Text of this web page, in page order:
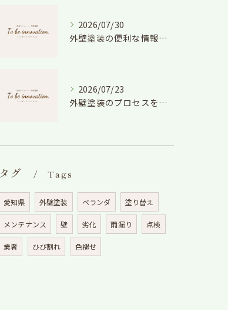
2026/07/30
外壁塗装の便利な情報と失敗しない色や費用判断のコツを徹底解説
2026/07/23
外壁塗装のプロセスを愛知県でスムーズに進めるための工程と費用徹底解説
タグ Tags
愛知県 外壁塗装 ベランダ 塗り替え
メンテナンス 壁 劣化 雨漏り 点検
業者 ひび割れ 色褪せ